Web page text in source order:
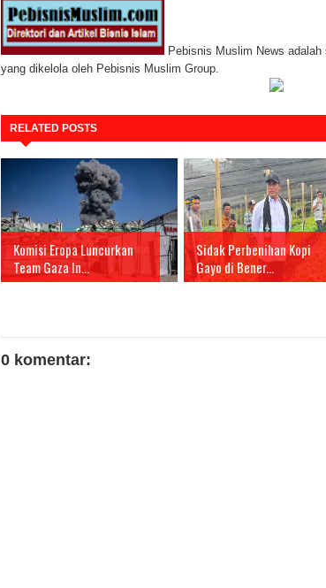
Pebisnis Muslim News
yang dikelola oleh Pebisnis Muslim Group.
RELATED POSTS
Komisi Eropa Luncurkan
Team Gaza In...
Sidak Perbenihan Kopi
Gayo di Bener...
0 komentar: